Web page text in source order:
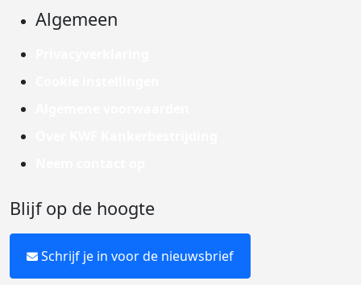
Algemeen
Blijf op de hoogte
Schrijf je in voor de nieuwsbrief